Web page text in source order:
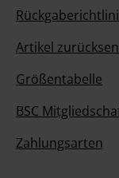
Artikel
Größentabelle
BSC
Zahlungsarten